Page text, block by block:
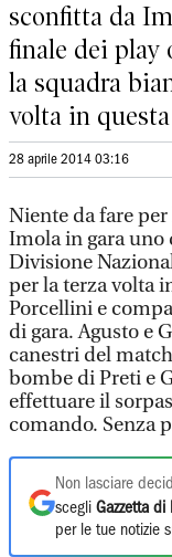
sconfitta da
finale dei play
la squadra
volta in
28 aprile 2014 03:16
Niente da fare
Imola in gara
Divisione
per la terza volta
Porcellini e
di gara. Agusto e
canestri del
bombe di Preti e
effettuare il
comando. Senza
Non lasciare
scegli Gazzetta di
per le tue notizie